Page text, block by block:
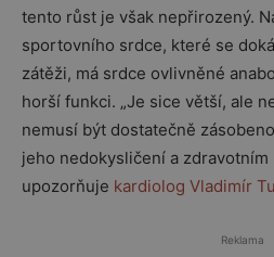
tento růst je však nepřirozený.
sportovního srdce, které se
zátěži, má srdce ovlivněné
horší funkci. „Je sice větší, ale
nemusí být dostatečně
jeho nedokysličení a zdravotním
upozorňuje kardiolog Vladimír
Reklama